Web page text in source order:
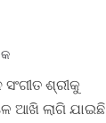
ଶ୍ରୀକୁ
ଆଖି ଲାଗି ଯାଇଛି